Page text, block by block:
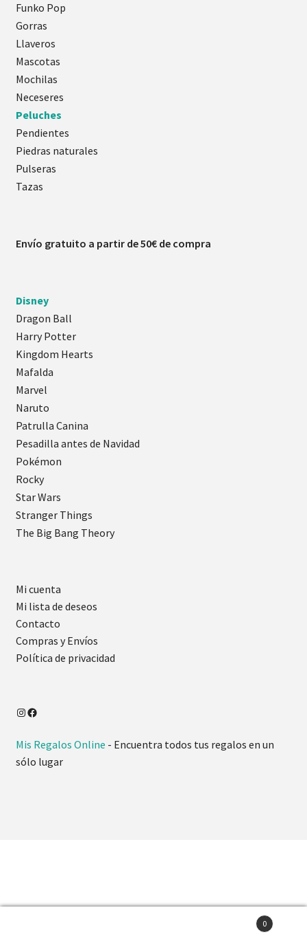
Funko Pop
Gorras
Llaveros
Mascotas
Mochilas
Neceseres
Peluches
Pendientes
Piedras naturales
Pulseras
Tazas
Envío gratuito a partir de 50€ de compra
Disney
Dragon Ball
Harry Potter
Kingdom Hearts
Mafalda
Marvel
Naruto
Patrulla Canina
Pesadilla antes de Navidad
Pokémon
Rocky
Star Wars
Stranger Things
The Big Bang Theory
Mi cuenta
Mi lista de deseos
Contacto
Compras y Envíos
Política de privacidad
Mis Regalos Online - Encuentra todos tus regalos en un
sólo lugar
0